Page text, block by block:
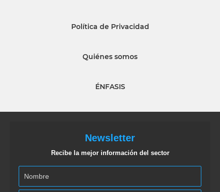
Política de Privacidad
Quiénes somos
ÉNFASIS
Newsletter
Recibe la mejor información del sector